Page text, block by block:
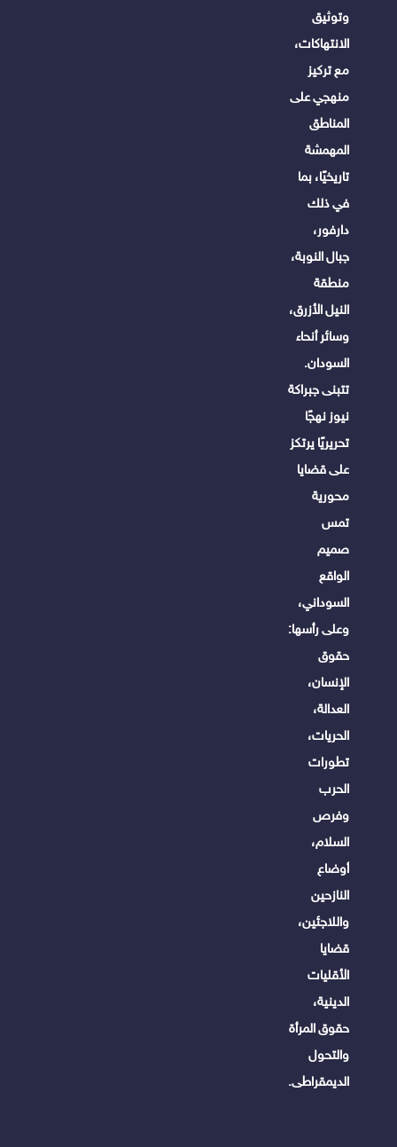
وتوثيق
الانتهاكات،
مع تركيز
منهجي على
المناطق
المهمشة
تاريخيًا، بما
في ذلك
دارفور،
جبال النوبة،
منطقة
النيل الأزرق،
وسائر أنحاء
السودان.
تتبنى جبراكة
نيوز نهجًا
تحريريًا يرتكز
على قضايا
محورية
تمس
صميم
الواقع
السوداني،
وعلى رأسها:
حقوق
الإنسان،
العدالة،
الحريات،
تطورات
الحرب
وفرص
السلام،
أوضاع
النازحين
واللاجئين،
قضايا
الأقليات
الدينية،
حقوق المرأة
والتحول
الديمقراطى.